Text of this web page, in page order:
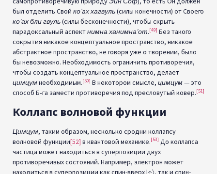
был отделить Свой ко’ах хагвуль(силы конечности) от Своего
ко’ах бли гвуль(силы бесконечности), чтобы скрыть
парадоксальный аспектнимна ханимна’от.[49] Без такого
сокрытия никакое концептуальное пространство, никакое
абстрактное пространство, не говоря уже о творении, было
бы невозможно. Необходимость ограничить противоречия,
чтобы создать концептуальное пространство, делает
цимцумнеобходимым.[50] В некотором смысле, цимцум— это
способ Б‑га замести противоречия под пресловутый ковер.[51]
Коллапс волновой функции
Цимцум, таким образом, несколько сродни коллапсу
волновой функции[52] в квантовой механике.[53] До коллапса
частица может находиться в суперпозиции двух
противоречивых состояний. Например, электрон может
находиться в суперпозиции как спин-вверх |↑〉, так и спин-